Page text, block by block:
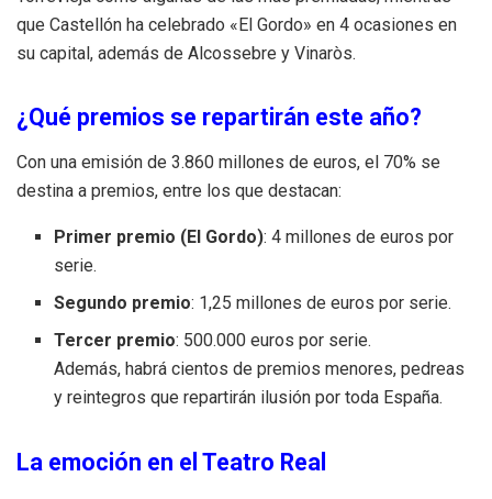
que Castellón ha celebrado «El Gordo» en 4 ocasiones en
su capital, además de Alcossebre y Vinaròs.
¿Qué premios se repartirán este año?
Con una emisión de 3.860 millones de euros, el 70% se
destina a premios, entre los que destacan:
Primer premio (El Gordo): 4 millones de euros por
serie.
Segundo premio: 1,25 millones de euros por serie.
Tercer premio: 500.000 euros por serie.
Además, habrá cientos de premios menores, pedreas
y reintegros que repartirán ilusión por toda España.
La emoción en el Teatro Real